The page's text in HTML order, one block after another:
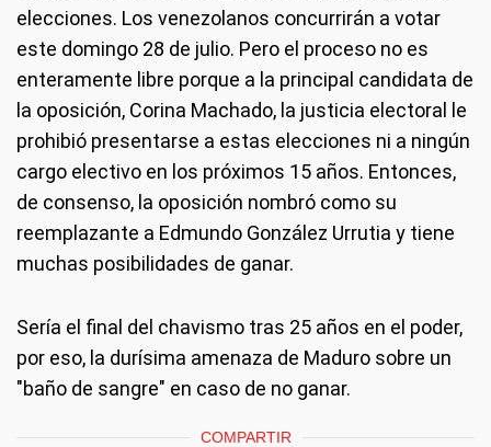
elecciones. Los venezolanos concurrirán a votar
este domingo 28 de julio. Pero el proceso no es
enteramente libre porque a la principal candidata de
la oposición, Corina Machado, la justicia electoral le
prohibió presentarse a estas elecciones ni a ningún
cargo electivo en los próximos 15 años. Entonces,
de consenso, la oposición nombró como su
reemplazante a Edmundo González Urrutia y tiene
muchas posibilidades de ganar.
Sería el final del chavismo tras 25 años en el poder,
por eso, la durísima amenaza de Maduro sobre un
"baño de sangre" en caso de no ganar.
COMPARTIR